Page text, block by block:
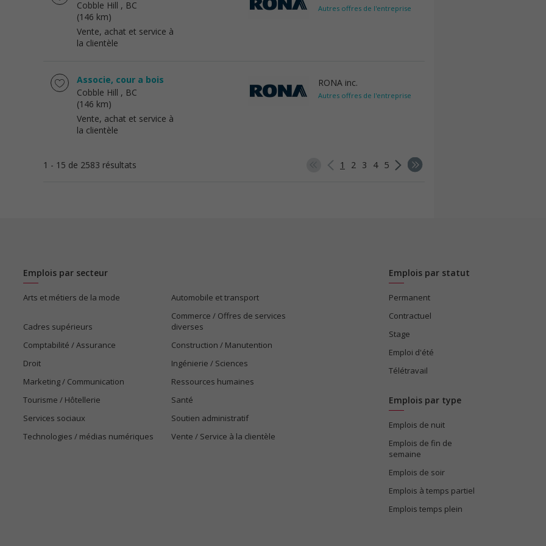
Cobble Hill , BC
(146 km)
Vente, achat et service à
la clientèle
Autres offres de l'entreprise
Associe, cour a bois
Cobble Hill , BC
(146 km)
Vente, achat et service à
la clientèle
RONA inc.
Autres offres de l'entreprise
1 - 15 de 2583 résultats 1 2 3 4 5
Emplois par secteur
Arts et métiers de la mode Automobile et transport
Cadres supérieurs
Commerce / Offres de services
diverses
Comptabilité / Assurance
Construction / Manutention
Droit
Ingénierie / Sciences
Marketing / Communication
Ressources humaines
Tourisme / Hôtellerie
Santé
Services sociaux
Soutien administratif
Technologies / médias numériques
Vente / Service à la clientèle
Emplois par statut
Permanent
Contractuel
Stage
Emploi d'été
Télétravail
Emplois par type
Emplois de nuit
Emplois de fin de
semaine
Emplois de soir
Emplois à temps partiel
Emplois temps plein